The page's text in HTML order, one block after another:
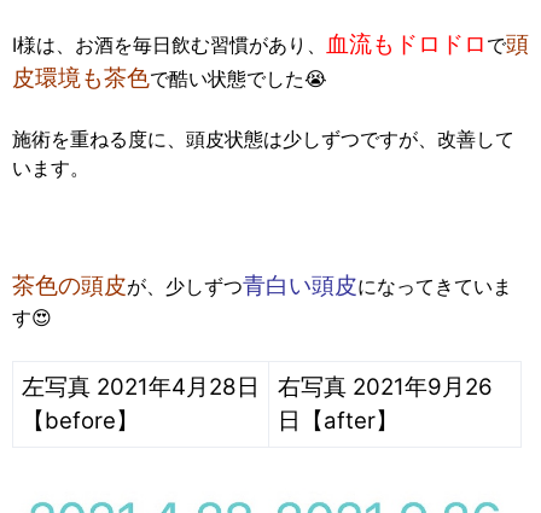
I様は、お酒を毎日飲む習慣があり、 血流もドロドロ で頭
皮環境も茶色で酷い状態でした😭
施術を重ねる度に、頭皮状態は少しずつですが、改善して
います。
茶色の頭皮が、少しずつ青白い頭皮になってきていま
す😍
左写真 2021年4月28日
【before】
右写真 2021年9月26
日【after】